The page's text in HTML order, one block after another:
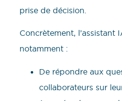
prise de décision.
Concrètement, l’assistant
notamment :
De répondre aux
collaborateurs sur